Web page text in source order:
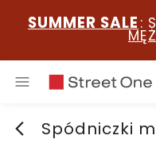
SUMMER SALE :
Spódniczki